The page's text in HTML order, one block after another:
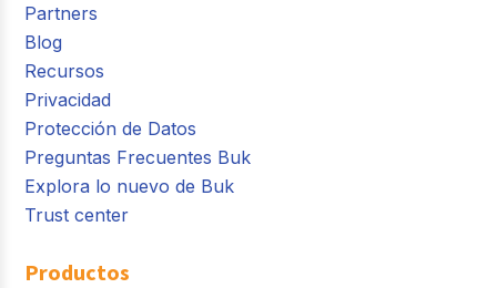
Partners
Blog
Recursos
Privacidad
Protección de Datos
Preguntas Frecuentes Buk
Explora lo nuevo de Buk
Trust center
Productos